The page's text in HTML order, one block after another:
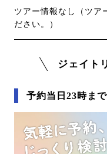
ツアー情報なし（ツ
ださい。）
ジェイト
予約当日23時ま